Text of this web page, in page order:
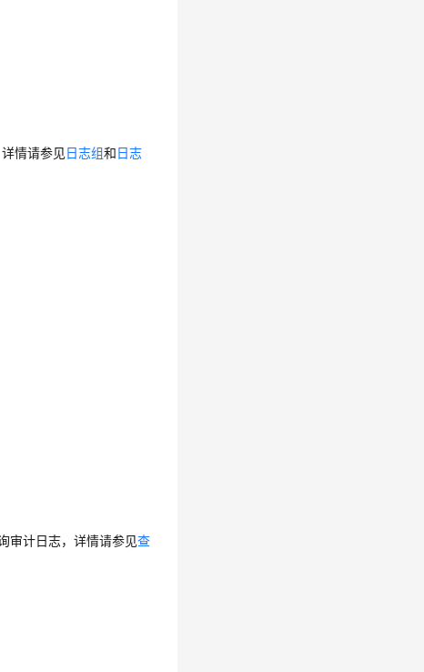
情请参见日志组和日志
审计日志，详情请参见查